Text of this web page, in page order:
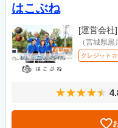
はこぶね
[運営会社]
（宮城県
クレジット